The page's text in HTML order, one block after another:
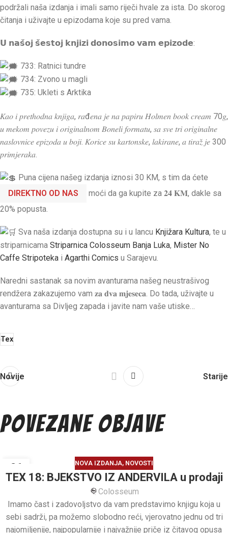
podržali naša izdanja i imali samo riječi hvale za ista. Do skorog
čitanja i uživajte u epizodama koje su pred vama.
𝗨 𝗻𝗮𝘀̌𝗼𝗷 𝘀̌𝗲𝘀𝘁𝗼𝗷 𝗸𝗻𝗷𝗶𝘇𝗶 𝗱𝗼𝗻𝗼𝘀𝗶𝗺𝗼 𝘃𝗮𝗺 𝗲𝗽𝗶𝘇𝗼𝗱𝗲:
733: Ratnici tundre
734: Zvono u magli
735: Ukleti s Arktika
𝐾𝑎𝑜 𝑖 𝑝𝑟𝑒𝑡ℎ𝑜𝑑𝑛𝑎 𝑘𝑛𝑗𝑖𝑔𝑎, 𝑟𝑎đ𝑒𝑛𝑎 𝑗𝑒 𝑛𝑎 𝑝𝑎𝑝𝑖𝑟𝑢 𝐻𝑜𝑙𝑚𝑒𝑛 𝑏𝑜𝑜𝑘 𝑐𝑟𝑒𝑎𝑚 70𝑔,
𝑢 𝑚𝑒𝑘𝑜𝑚 𝑝𝑜𝑣𝑒𝑧𝑢 𝑖 𝑜𝑟𝑖𝑔𝑖𝑛𝑎𝑙𝑛𝑜𝑚 𝐵𝑜𝑛𝑒𝑙𝑖 𝑓𝑜𝑟𝑚𝑎𝑡𝑢, 𝑠𝑎 𝑠𝑣𝑒 𝑡𝑟𝑖 𝑜𝑟𝑖𝑔𝑖𝑛𝑎𝑙𝑛𝑒
𝑛𝑎𝑠𝑙𝑜𝑣𝑛𝑖𝑐𝑒 𝑒𝑝𝑖𝑧𝑜𝑑𝑎 𝑢 𝑏𝑜𝑗𝑖. 𝐾𝑜𝑟𝑖𝑐𝑒 𝑠𝑢 𝑘𝑎𝑟𝑡𝑜𝑛𝑠𝑘𝑒, 𝑙𝑎𝑘𝑖𝑟𝑎𝑛𝑒, 𝑎 𝑡𝑖𝑟𝑎𝑧̌ 𝑗𝑒 300
𝑝𝑟𝑖𝑚𝑗𝑒𝑟𝑎𝑘𝑎.
Puna cijena našeg izdanja iznosi 30 KM, s tim da ćete
DIREKTNO OD NAS
moći da ga kupite za 𝟐𝟒 𝐊𝐌, dakle sa
20% popusta.
Sva naša izdanja dostupna su i u lancu Knjižara Kultura, te u
striparnicama Striparnica Colosseum Banja Luka, Mister No
Caffe Stripoteka i Agarthi Comics u Sarajevu.
Naredni sastanak sa novim avanturama našeg neustrašivog
rendžera zakazujemo vam 𝐳𝐚 𝐝𝐯𝐚 𝐦𝐣𝐞𝐬𝐞𝐜𝐚. Do tada, uživajte u
avanturama sa Divljeg zapada i javite nam vaše utiske…
Tex
Novije Starije
Povezane objave
26
JUL
NOVA IZDANJA, NOVOSTI
TEX 18: BJEKSTVO IZ ANDERVILA u prodaji
Colosseum
Imamo čast i zadovoljstvo da vam predstavimo knjigu koja u
sebi sadrži, pa možemo slobodno reći, vjerovatno jednu od tri
najomiljenije, najpopularnije i najvažnije priče iz čitavog opusa